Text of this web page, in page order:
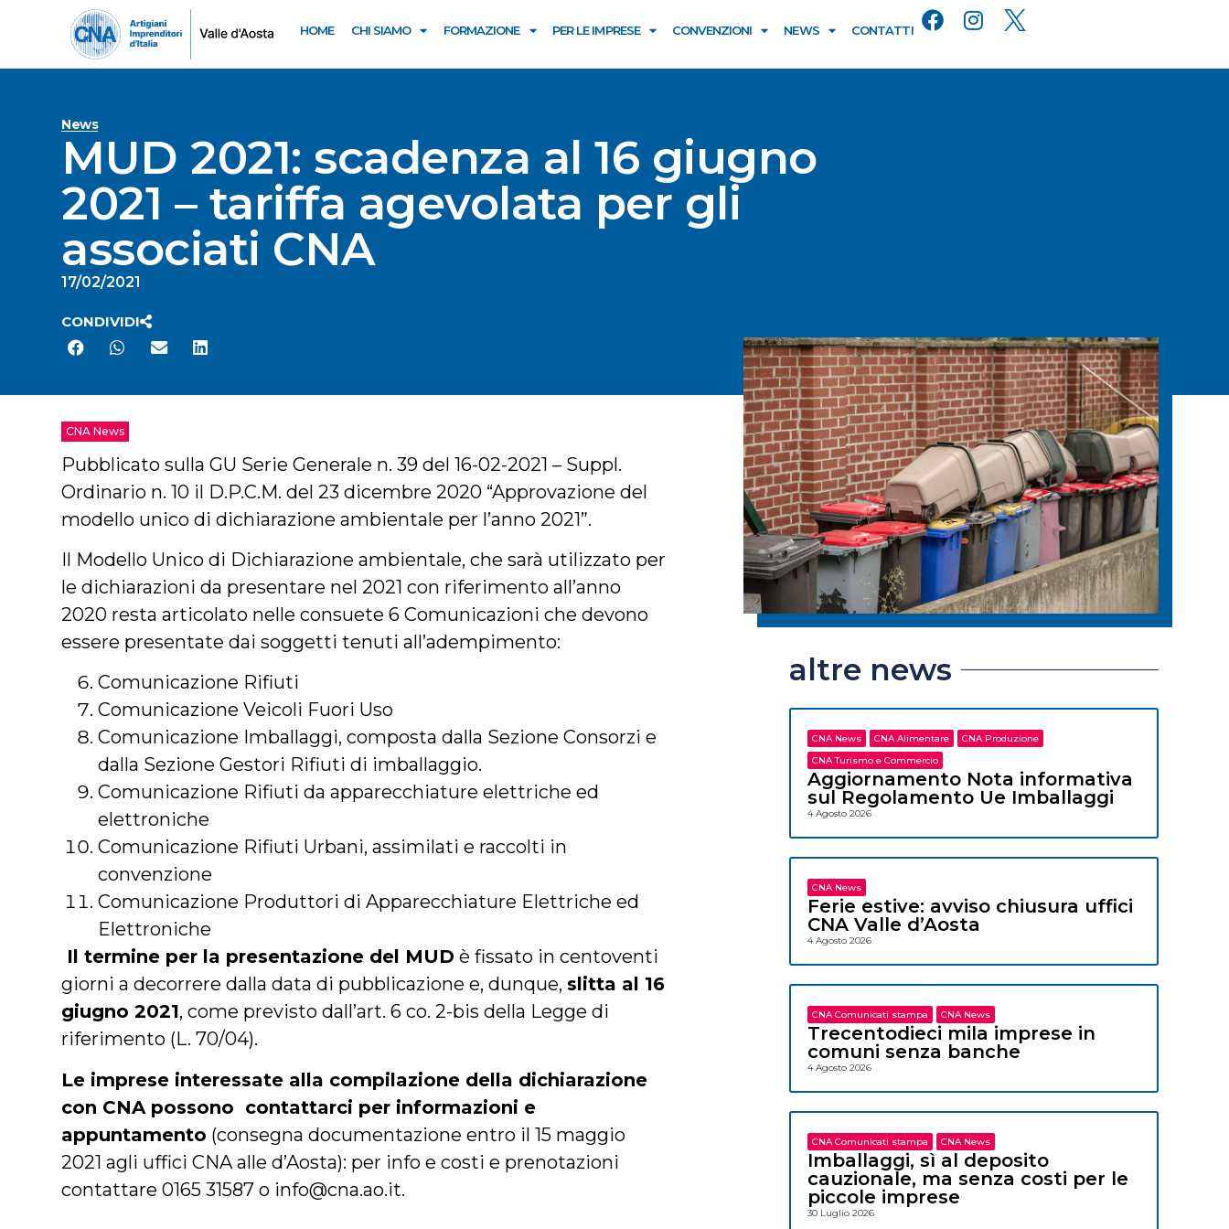
HOME CHI SIAMO FORMAZIONE PER LE IMPRESE CONVENZIONI NEWS CONTATTI
News
MUD 2021: scadenza al 16 giugno
2021 – tariffa agevolata per gli
associati CNA
17/02/2021
CONDIVIDI
CNA News
Pubblicato sulla GU Serie Generale n. 39 del 16-02-2021 – Suppl.
Ordinario n. 10 il D.P.C.M. del 23 dicembre 2020 “Approvazione del
modello unico di dichiarazione ambientale per l’anno 2021”.
Il Modello Unico di Dichiarazione ambientale, che sarà utilizzato per
le dichiarazioni da presentare nel 2021 con riferimento all’anno
2020 resta articolato nelle consuete 6 Comunicazioni che devono
essere presentate dai soggetti tenuti all’adempimento:
Comunicazione Rifiuti
Comunicazione Veicoli Fuori Uso
Comunicazione Imballaggi, composta dalla Sezione Consorzi e
dalla Sezione Gestori Rifiuti di imballaggio.
Comunicazione Rifiuti da apparecchiature elettriche ed
elettroniche
Comunicazione Rifiuti Urbani, assimilati e raccolti in
convenzione
Comunicazione Produttori di Apparecchiature Elettriche ed
Elettroniche
Il termine per la presentazione del MUD è fissato in centoventi
giorni a decorrere dalla data di pubblicazione e, dunque, slitta al 16
giugno 2021, come previsto dall’art. 6 co. 2-bis della Legge di
riferimento (L. 70/04).
Le imprese interessate alla compilazione della dichiarazione
con CNA possono contattarci per informazioni e
appuntamento (consegna documentazione entro il 15 maggio
2021 agli uffici CNA alle d’Aosta): per info e costi e prenotazioni
contattare 0165 31587 o info@cna.ao.it.
altre news
CNA News CNA Alimentare
CNA Produzione
CNA Turismo e Commercio
Aggiornamento Nota informativa
sul Regolamento Ue Imballaggi
4 Agosto 2026
CNA News
Ferie estive: avviso chiusura uffici
CNA Valle d’Aosta
4 Agosto 2026
CNA Comunicati stampa CNA News
Trecentodieci mila imprese in
comuni senza banche
4 Agosto 2026
CNA Comunicati stampa CNA News
Imballaggi, sì al deposito
cauzionale, ma senza costi per le
piccole imprese
30 Luglio 2026